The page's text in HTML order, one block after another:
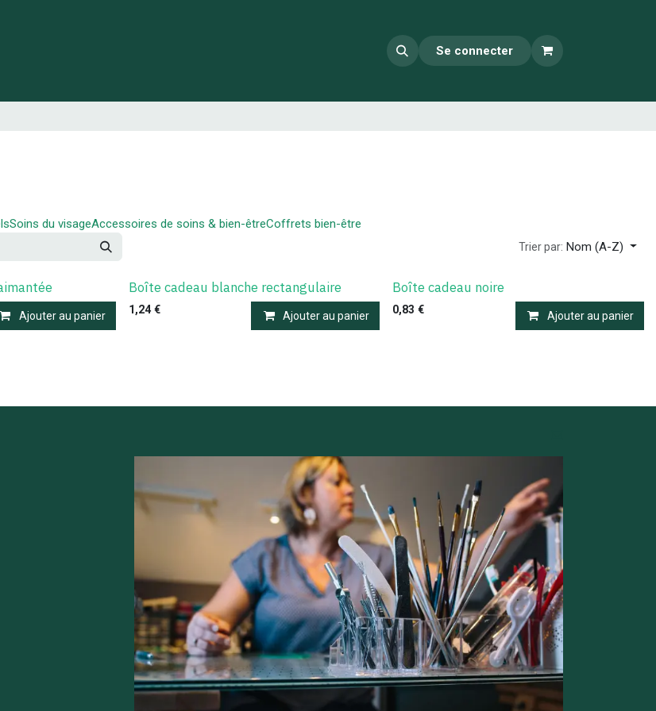
Se connecter
Soins du visageAccessoires de soins & bien-êtreCoffrets bien-être
Trier par: Nom (A-Z)
Ajouter au panier
Boîte cadeau blanche rectangulaire
1,24€ Ajouter au panier
Boîte cadeau noire
0,83 € Ajouter au panier